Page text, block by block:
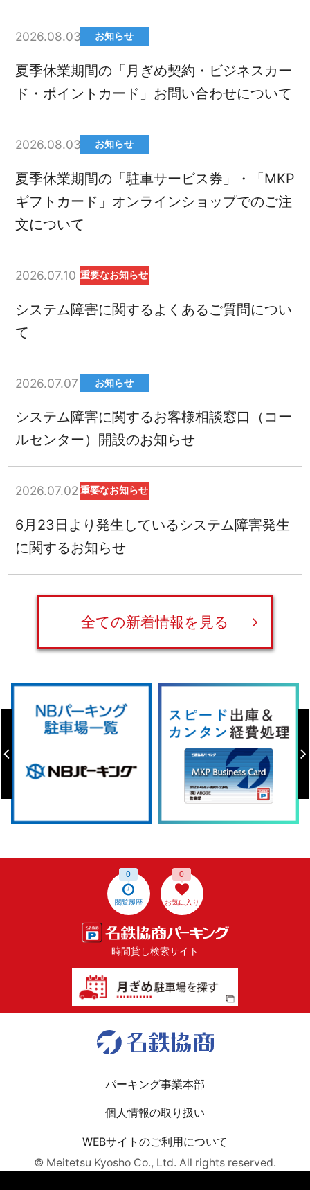
2026.08.03 お知らせ
夏季休業期間の「月ぎめ契約・ビジネスカー
ド・ポイントカード」お問い合わせについて
2026.08.03 お知らせ
夏季休業期間の「駐車サービス券」・「MKP
ギフトカード」オンラインショップでのご注
文について
2026.07.10 重要なお知らせ
システム障害に関するよくあるご質問につい
て
2026.07.07 お知らせ
システム障害に関するお客様相談窓口（コー
ルセンター）開設のお知らせ
2026.07.02 重要なお知らせ
6月23日より発生しているシステム障害発生
に関するお知らせ
全ての新着情報を見る
閲覧履歴
0
お気に入り
0
時間貸し検索サイト
パーキング事業本部
個人情報の取り扱い
WEBサイトのご利用について
© Meitetsu Kyosho Co., Ltd. All rights reserved.